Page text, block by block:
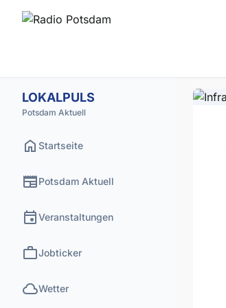
LOKALPULS
Potsdam Aktuell
home Startseite
newspaperPotsdam Aktuell
eventVeranstaltungen
workJobticker
cloudWetter